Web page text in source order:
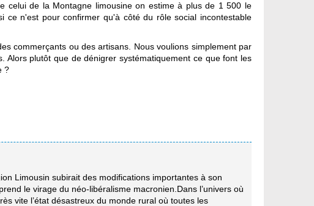
celui de la Montagne limousine on estime à plus de 1 500 le
ce n'est pour confirmer qu'à côté du rôle social incontestable
commerçants ou des artisans. Nous voulions simplement par
plutôt que de dénigrer systématiquement ce que font les
?
Limousin subirait des modifications importantes à son
le virage du néo-libéralisme macronien.Dans l’univers où
vite l’état désastreux du monde rural où toutes les